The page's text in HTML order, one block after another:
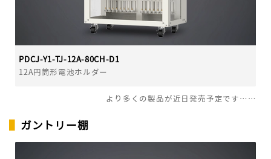
PDCJ-Y1-TJ-12A-80CH-D1
12A円筒形電池ホルダー
より多くの製品が近日発売予定です……
ガントリー棚